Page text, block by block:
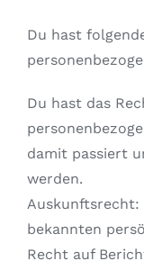
Du hast
Du hast das
damit passiert
werden.
Auskunftsrecht:
bekannten
Recht auf